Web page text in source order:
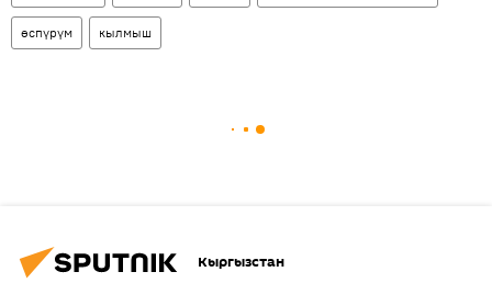
өспүрүм кылмыш
Кыргызстан